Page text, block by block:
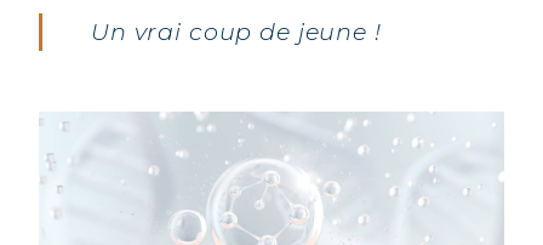
Un vrai coup de jeune !